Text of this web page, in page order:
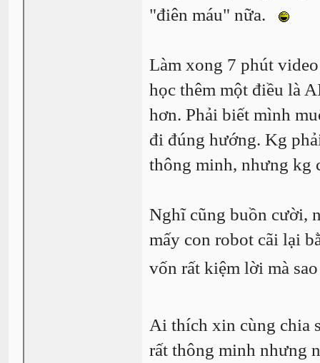
"điên máu" nữa.
Làm xong 7 phút
học thêm một điều là
hơn. Phải biết mình
đi đúng hướng. Kg
thông minh, nhưng kg
Nghĩ cũng buồn cười,
mấy con robot cãi lại
vốn rất kiệm lời mà
Ai thích xin cùng chia
rất thông minh nhưng